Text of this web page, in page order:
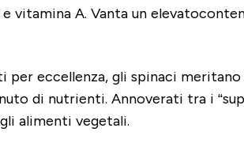
A. Vanta un
per eccellenza, gli spinaci
di nutrienti. Annoverati tra i
alimenti vegetali.